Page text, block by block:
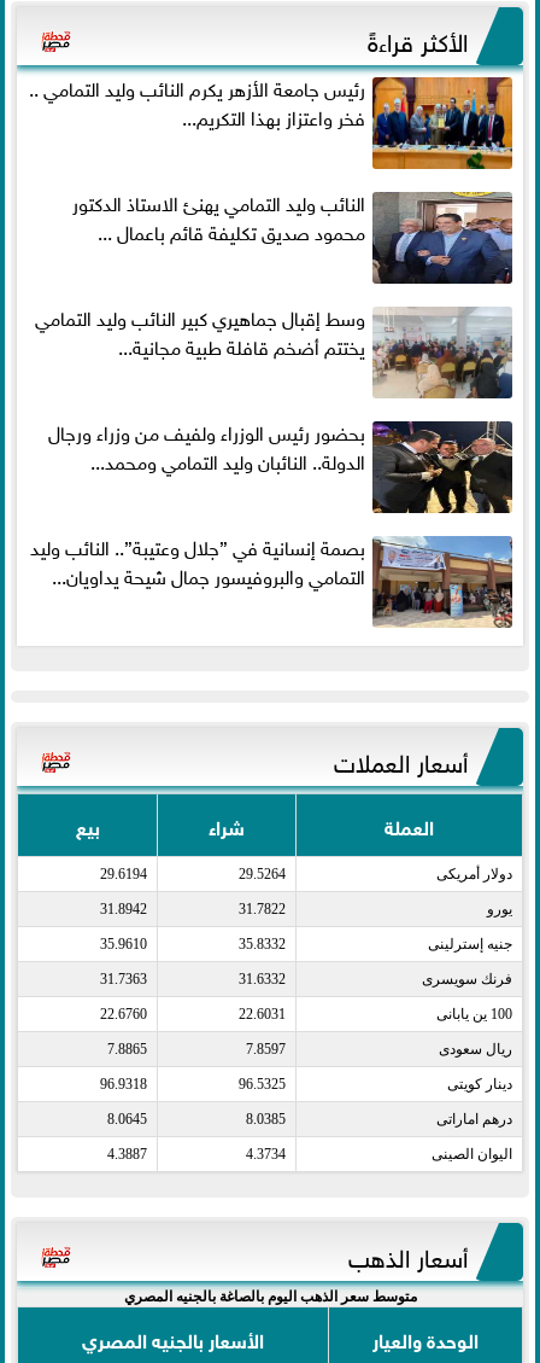
الأكثر قراءةً
رئيس جامعة الأزهر يكرم النائب وليد التمامي ..
فخر واعتزاز بهذا التكريم...
النائب وليد التمامي يهنئ الاستاذ الدكتور
محمود صديق تكليفة قائم باعمال ...
وسط إقبال جماهيري كبير النائب وليد التمامي
يختتم أضخم قافلة طبية مجانية...
بحضور رئيس الوزراء ولفيف من وزراء ورجال
الدولة.. النائبان وليد التمامي ومحمد...
بصمة إنسانية في ”جلال وعتيبة”.. النائب وليد
التمامي والبروفيسور جمال شيحة يداويان...
أسعار العملات
العملة شراء بيع
دولار أمريكى​ 29.5264
29.6194
يورو​ 31.7822
31.8942
جنيه إسترلينى​ 35.8332
35.9610
فرنك سويسرى​ 31.6332
31.7363
100 ين يابانى​ 22.6031
22.6760
ريال سعودى​ 7.8597
7.8865
دينار كويتى​ 96.5325
96.9318
درهم اماراتى​ 8.0385
8.0645
اليوان الصينى​ 4.3734
4.3887
أسعار الذهب
متوسط سعر الذهب اليوم بالصاغة بالجنيه المصري
الوحدة والعيار
الأسعار بالجنيه المصري